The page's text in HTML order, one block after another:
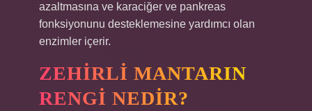
azaltmasına ve karaciğer ve pankreas
fonksiyonunu desteklemesine yardımcı olan
enzimler içerir.
ZEHIRLI MANTARIN
RENGI NEDIR?